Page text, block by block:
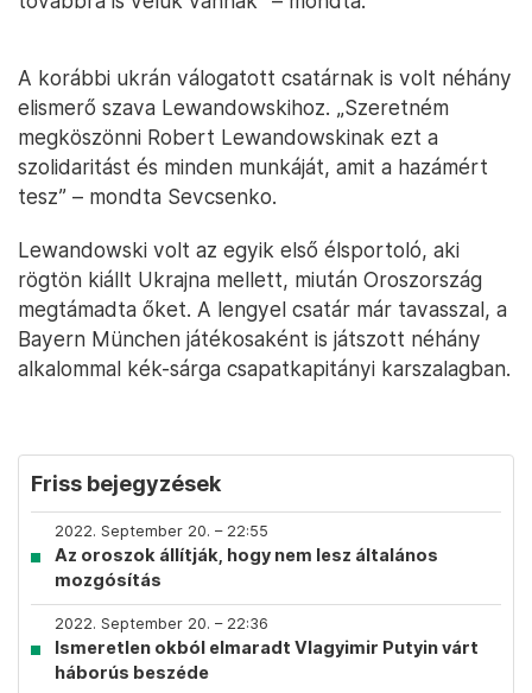
A korábbi ukrán válogatott csatárnak is volt néhány
elismerő szava Lewandowskihoz. „Szeretném
megköszönni Robert Lewandowskinak ezt a
szolidaritást és minden munkáját, amit a hazámért
tesz” – mondta Sevcsenko.
Lewandowski volt az egyik első élsportoló, aki
rögtön kiállt Ukrajna mellett, miután Oroszország
megtámadta őket. A lengyel csatár már tavasszal, a
Bayern München játékosaként is játszott néhány
alkalommal kék-sárga csapatkapitányi karszalagban.
Friss bejegyzések
2022. September 20. – 22:55
Az oroszok állítják, hogy nem lesz általános
mozgósítás
2022. September 20. – 22:36
Ismeretlen okból elmaradt Vlagyimir Putyin várt
háborús beszéde